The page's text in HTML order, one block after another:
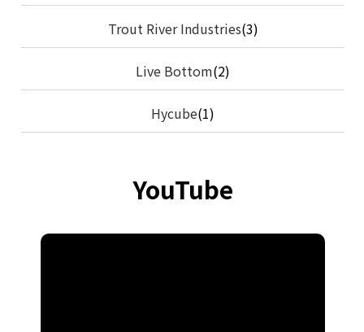
Trout River Industries(3)
Live Bottom(2)
Hycube(1)
YouTube